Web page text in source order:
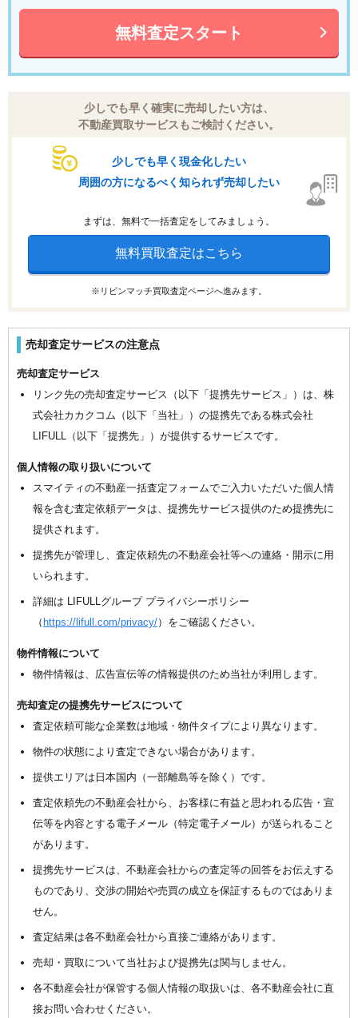
無料査定スタート
少しでも早く確実に売却したい方は、
不動産買取サービスもご検討ください。
少しでも早く現金化したい
周囲の方になるべく知られず売却したい
まずは、無料で一括査定をしてみましょう。
無料買取査定はこちら
※リビンマッチ買取査定ページへ進みます。
売却査定サービスの注意点
売却査定サービス
リンク先の売却査定サービス（以下「提携先サービス」）は、株
式会社カカクコム（以下「当社」）の提携先である株式会社
LIFULL（以下「提携先」）が提供するサービスです。
個人情報の取り扱いについて
スマイティの不動産一括査定フォームでご入力いただいた個人情
報を含む査定依頼データは、提携先サービス提供のため提携先に
提供されます。
提携先が管理し、査定依頼先の不動産会社等への連絡・開示に用
いられます。
詳細は LIFULLグループ プライバシーポリシー
（ https://lifull.com/privacy/）をご確認ください。
物件情報について
物件情報は、広告宣伝等の情報提供のため当社が利用します。
売却査定の提携先サービスについて
査定依頼可能な企業数は地域・物件タイプにより異なります。
物件の状態により査定できない場合があります。
提供エリアは日本国内（一部離島等を除く）です。
査定依頼先の不動産会社から、お客様に有益と思われる広告・宣
伝等を内容とする電子メール（特定電子メール）が送られること
があります。
提携先サービスは、不動産会社からの査定等の回答をお伝えする
ものであり、交渉の開始や売買の成立を保証するものではありま
せん。
査定結果は各不動産会社から直接ご連絡があります。
売却・買取について当社および提携先は関与しません。
各不動産会社が保管する個人情報の取扱いは、各不動産会社に直
接お問い合わせください。